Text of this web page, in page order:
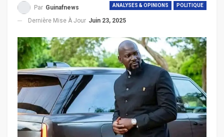
ANALYSES & OPINIONS POLITIQUE
Par Guinafnews
Dernière Mise À Jour Juin 23, 2025